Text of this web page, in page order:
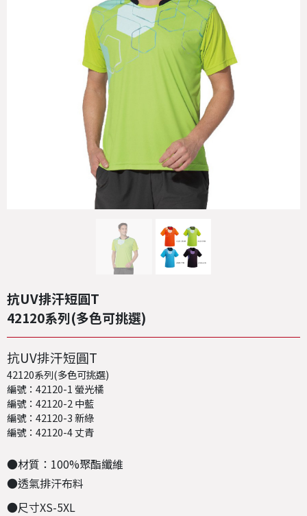
抗UV排汗短圓T
42120系列(多色可挑選)
抗UV排汗短圓T
42120系列(多色可挑選)
編號：42120-1 螢光橘
編號：42120-2 中藍
編號：42120-3 新綠
編號：42120-4 丈青
●材質：100%聚酯纖維
●透氣排汗布料
●尺寸XS-5XL